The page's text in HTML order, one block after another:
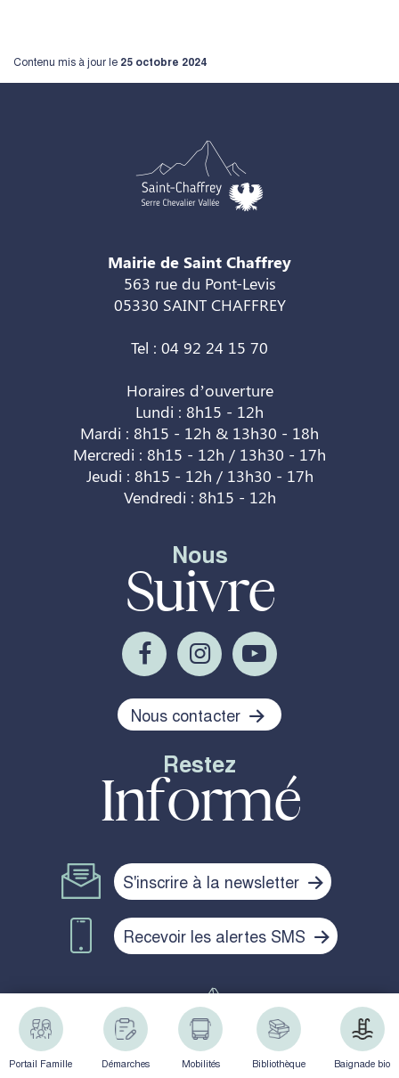
Portail Famille Démarches Mobilités Bibliothèque Baignade bio
Contenu mis à jour le 25 octobre 2024
Mairie de Saint Chaffrey
563 rue du Pont-Levis
05330 SAINT CHAFFREY
Tel : 04 92 24 15 70
Horaires d’ouverture
Lundi : 8h15 - 12h
Mardi : 8h15 - 12h & 13h30 - 18h
Mercredi : 8h15 - 12h / 13h30 - 17h
Jeudi : 8h15 - 12h / 13h30 - 17h
Vendredi : 8h15 - 12h
Nous
Suivre
Nous contacter
Restez
Informé
S'inscrire à la newsletter
Recevoir les alertes SMS
Politique de confidentialité Mentions légales Plan du site